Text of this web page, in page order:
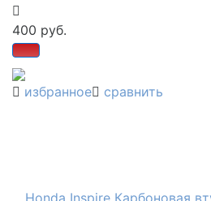
избранное сравнить
400 руб.